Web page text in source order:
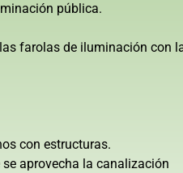
pública.
farolas de iluminación con
con estructuras.
aprovecha la canalización